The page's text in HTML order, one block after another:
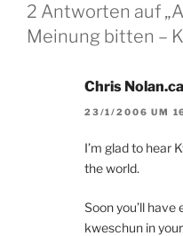
2 Antworten auf
Meinung bitten –
Chris Nolan.ca
23/1/2006 UM
I’m glad to hear
the world.
Soon you’ll
kweschun in